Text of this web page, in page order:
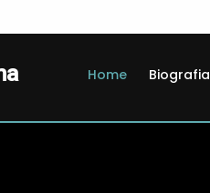
Home Biografia